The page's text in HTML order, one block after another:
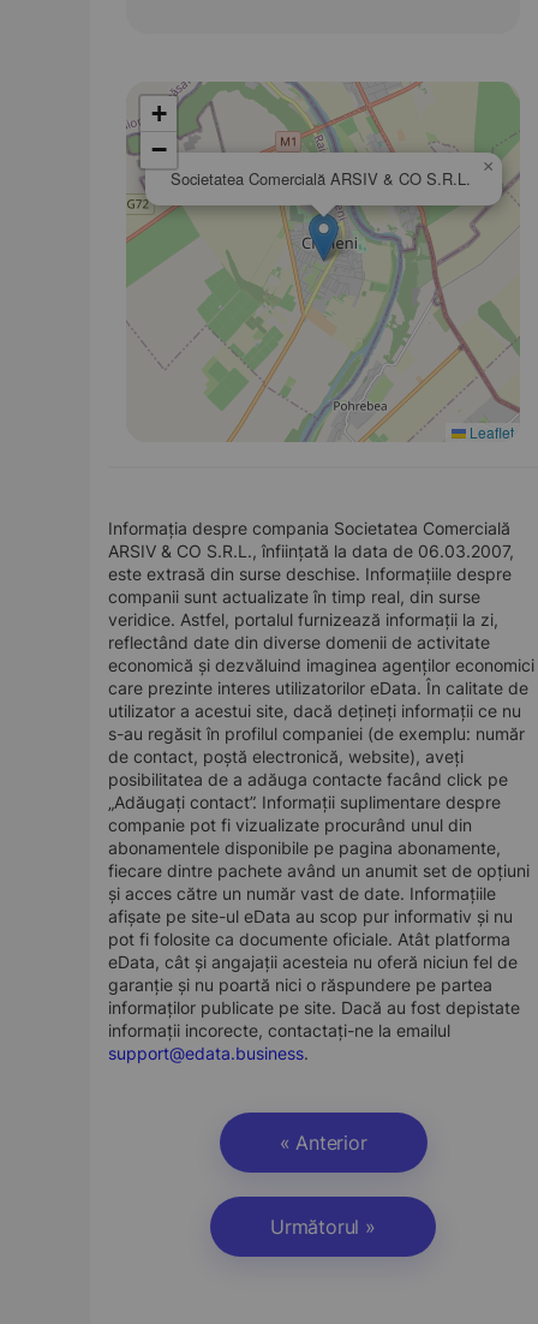
Societatea Comercială ARSIV & CO S.R.L.
×
+
−
Leaflet
Informația despre compania Societatea Comercială
ARSIV & CO S.R.L., înființată la data de 06.03.2007,
este extrasă din surse deschise. Informațiile despre
companii sunt actualizate în timp real, din surse
veridice. Astfel, portalul furnizează informații la zi,
reflectând date din diverse domenii de activitate
economică și dezvăluind imaginea agenților economici
care prezinte interes utilizatorilor eData. În calitate de
utilizator a acestui site, dacă dețineți informații ce nu
s-au regăsit în profilul companiei (de exemplu: număr
de contact, poștă electronică, website), aveți
posibilitatea de a adăuga contacte facând click pe
„Adăugați contact”. Informații suplimentare despre
companie pot fi vizualizate procurând unul din
abonamentele disponibile pe pagina abonamente,
fiecare dintre pachete având un anumit set de opțiuni
și acces către un număr vast de date. Informațiile
afișate pe site-ul eData au scop pur informativ și nu
pot fi folosite ca documente oficiale. Atât platforma
eData, cât și angajații acesteia nu oferă niciun fel de
garanție și nu poartă nici o răspundere pe partea
informaților publicate pe site. Dacă au fost depistate
informații incorecte, contactați-ne la emailul
support@edata.business.
« Anterior
Următorul »